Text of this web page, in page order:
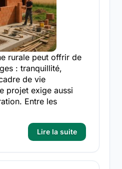
rurale peut offrir de
: tranquillité,
de vie
projet exige aussi
Entre les
Lire la suite